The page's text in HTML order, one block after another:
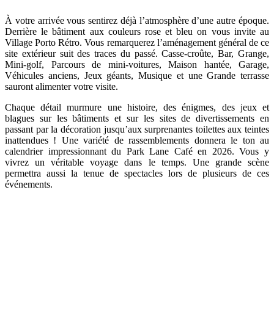
À votre arrivée vous sentirez déjà l’atmosphère d’une autre époque.
Derrière le bâtiment aux couleurs rose et bleu on vous invite au
Village Porto Rétro. Vous remarquerez l’aménagement général de ce
site extérieur suit des traces du passé. Casse-croûte, Bar, Grange,
Mini-golf, Parcours de mini-voitures, Maison hantée, Garage,
Véhicules anciens, Jeux géants, Musique et une Grande terrasse
sauront alimenter votre visite.
Chaque détail murmure une histoire, des énigmes, des jeux et
blagues sur les bâtiments et sur les sites de divertissements en
passant par la décoration jusqu’aux surprenantes toilettes aux teintes
inattendues ! Une variété de rassemblements donnera le ton au
calendrier impressionnant du Park Lane Café en 2026. Vous y
vivrez un véritable voyage dans le temps. Une grande scène
permettra aussi la tenue de spectacles lors de plusieurs de ces
événements.